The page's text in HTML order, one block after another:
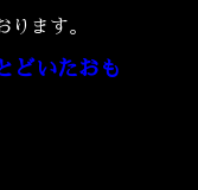
ます。
どいたおも